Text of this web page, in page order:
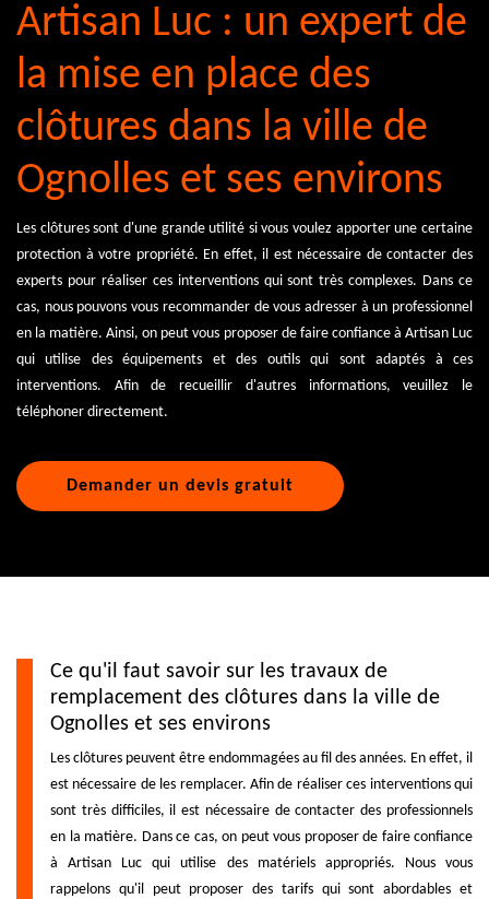
Artisan Luc : un expert de
la mise en place des
clôtures dans la ville de
Ognolles et ses environs
Les clôtures sont d'une grande utilité si vous voulez apporter une certaine
protection à votre propriété. En effet, il est nécessaire de contacter des
experts pour réaliser ces interventions qui sont très complexes. Dans ce
cas, nous pouvons vous recommander de vous adresser à un professionnel
en la matière. Ainsi, on peut vous proposer de faire confiance à Artisan Luc
qui utilise des équipements et des outils qui sont adaptés à ces
interventions. Afin de recueillir d'autres informations, veuillez le
téléphoner directement.
Demander un devis gratuit
Ce qu'il faut savoir sur les travaux de
remplacement des clôtures dans la ville de
Ognolles et ses environs
Les clôtures peuvent être endommagées au fil des années. En effet, il
est nécessaire de les remplacer. Afin de réaliser ces interventions qui
sont très difficiles, il est nécessaire de contacter des professionnels
en la matière. Dans ce cas, on peut vous proposer de faire confiance
à Artisan Luc qui utilise des matériels appropriés. Nous vous
rappelons qu'il peut proposer des tarifs qui sont abordables et